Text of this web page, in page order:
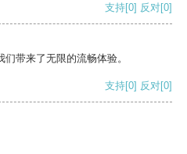
支持[0] 反对[0]
带来了无限的流畅体验。
支持[0] 反对[0]